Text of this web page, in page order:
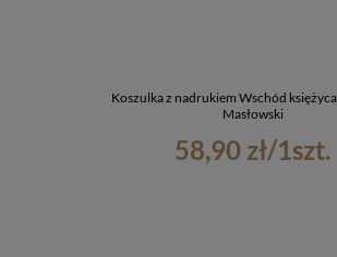
Koszulka z nadrukiem Wschód księżyca
Masłowski
58,90 zł/1szt.